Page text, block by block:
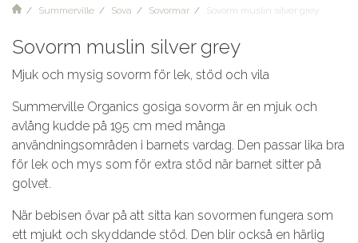
Summerville Sova Sovormar Sovorm muslin silver grey
Sovorm muslin silver grey
Mjuk och mysig sovorm för lek, stöd och vila
Summerville Organics gosiga sovorm är en mjuk och
avlång kudde på 195 cm med många
användningsområden i barnets vardag. Den passar lika bra
för lek och mys som för extra stöd när barnet sitter på
golvet.
När bebisen övar på att sitta kan sovormen fungera som
ett mjukt och skyddande stöd. Den blir också en härlig